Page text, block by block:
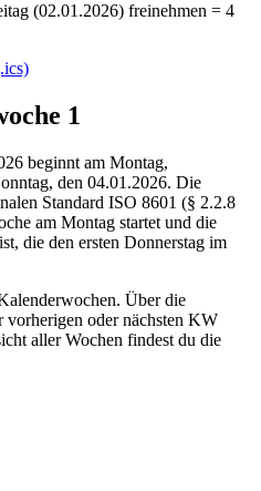
(02.01.2026) freinehmen = 4
1
beginnt am Montag,
den 04.01.2026. Die
Standard ISO 8601 (§ 2.2.8
am Montag startet und die
die den ersten Donnerstag im
Über die
oder nächsten KW
aller Wochen findest du die